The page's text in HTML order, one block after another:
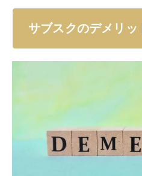
すが、使用頻度が少なけれ
ざまなサブスクを契約した
られます。
使わない月は契約を解除す
必要なサービスなのか、契
あらかじめ考えておきましょ
て、定期的に見直しながら使